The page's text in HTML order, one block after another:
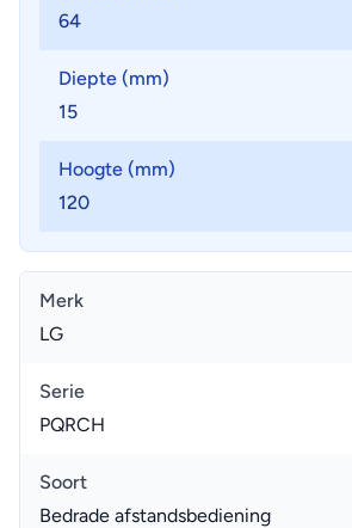
64
Diepte (mm)
15
Hoogte (mm)
120
Merk
LG
Serie
PQRCH
Soort
Bedrade afstandsbediening